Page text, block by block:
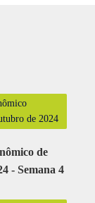
de 2024
de
- Semana 4